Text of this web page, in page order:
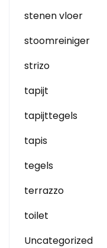
stenen vloer
stoomreiniger
strizo
tapijt
tapijttegels
tapis
tegels
terrazzo
toilet
Uncategorized